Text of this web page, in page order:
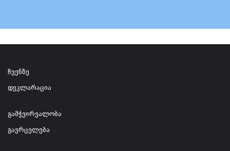
ჩვენზე
დეკლარაცია
გამჭვირვალობა
გავრცელება